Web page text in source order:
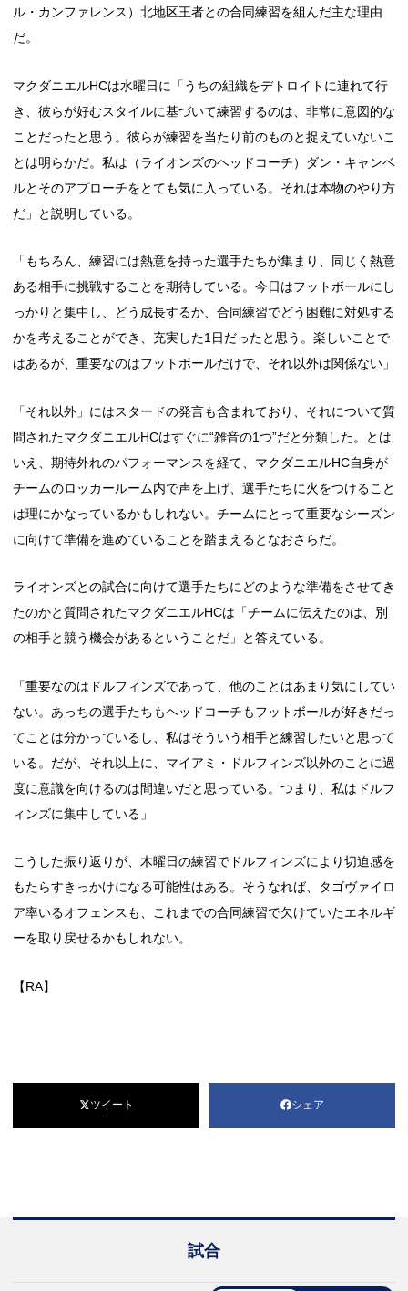
ル・カンファレンス）北地区王者との合同練習を組んだ主な理由
だ。
マクダニエルHCは水曜日に「うちの組織をデトロイトに連れて行
き、彼らが好むスタイルに基づいて練習するのは、非常に意図的な
ことだったと思う。彼らが練習を当たり前のものと捉えていないこ
とは明らかだ。私は（ライオンズのヘッドコーチ）ダン・キャンベ
ルとそのアプローチをとても気に入っている。それは本物のやり方
だ」と説明している。
「もちろん、練習には熱意を持った選手たちが集まり、同じく熱意
ある相手に挑戦することを期待している。今日はフットボールにし
っかりと集中し、どう成長するか、合同練習でどう困難に対処する
かを考えることができ、充実した1日だったと思う。楽しいことで
はあるが、重要なのはフットボールだけで、それ以外は関係ない」
「それ以外」にはスタードの発言も含まれており、それについて質
問されたマクダニエルHCはすぐに“雑音の1つ”だと分類した。とは
いえ、期待外れのパフォーマンスを経て、マクダニエルHC自身が
チームのロッカールーム内で声を上げ、選手たちに火をつけること
は理にかなっているかもしれない。チームにとって重要なシーズン
に向けて準備を進めていることを踏まえるとなおさらだ。
ライオンズとの試合に向けて選手たちにどのような準備をさせてき
たのかと質問されたマクダニエルHCは「チームに伝えたのは、別
の相手と競う機会があるということだ」と答えている。
「重要なのはドルフィンズであって、他のことはあまり気にしてい
ない。あっちの選手たちもヘッドコーチもフットボールが好きだっ
てことは分かっているし、私はそういう相手と練習したいと思って
いる。だが、それ以上に、マイアミ・ドルフィンズ以外のことに過
度に意識を向けるのは間違いだと思っている。つまり、私はドルフ
ィンズに集中している」
こうした振り返りが、木曜日の練習でドルフィンズにより切迫感を
もたらすきっかけになる可能性はある。そうなれば、タゴヴァイロ
ア率いるオフェンスも、これまでの合同練習で欠けていたエネルギ
ーを取り戻せるかもしれない。
【RA】
ツイート シェア
試合